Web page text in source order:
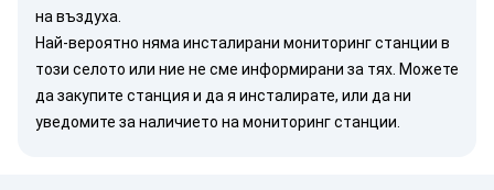
на въздуха.
Най-вероятно няма инсталирани мониторинг станции в
този селото или ние не сме информирани за тях. Можете
да закупите станция и да я инсталирате, или да ни
уведомите за наличието на мониторинг станции.